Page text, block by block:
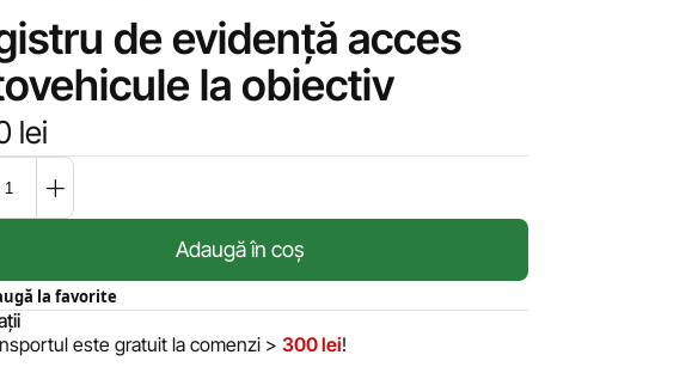
de evidență acces
la obiectiv
lei
Adaugă în coș
la favorite
este gratuit la comenzi > 300 lei!